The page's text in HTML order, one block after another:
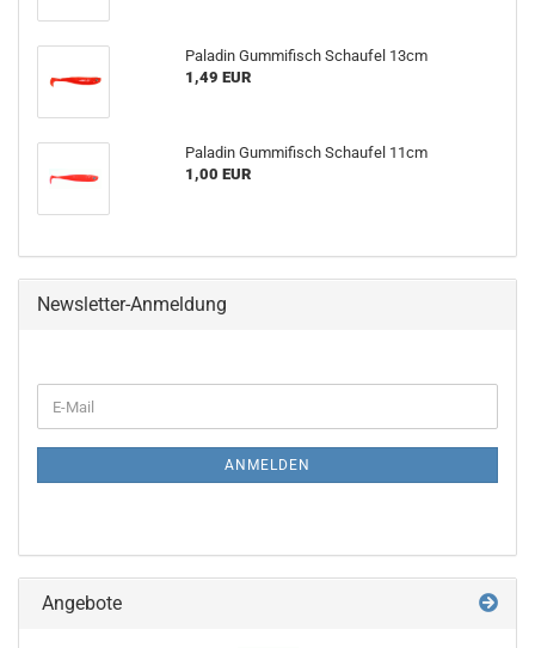
Paladin Gummifisch Schaufel 13cm
1,49 EUR
Paladin Gummifisch Schaufel 11cm
1,00 EUR
Newsletter-Anmeldung
ZUR
E-
Mail
ANMELDEN
Angebote